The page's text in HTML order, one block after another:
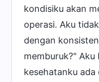
kondisiku akan
operasi. Aku
dengan
memburuk?" Aku
kesehatanku